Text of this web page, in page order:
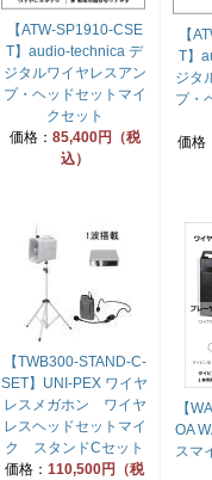
【ATW-SP1910-CSE
T】audio-technica デ
ジタルワイヤレスアン
プ・ヘッドセットマイ
クセット
価格： 85,400円（税
込）
【
T】
ジタ
プ・
価格
【TWB300-STAND-C-
SET】UNI-PEX ワイヤ
レスメガホン ワイヤ
レスヘッドセットマイ
ク スタンドCセット
価格： 110,500円（税
【
OA
スマ